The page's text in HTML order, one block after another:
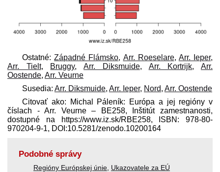
Ostatné:Západné Flámsko, Arr. Roeselare, Arr. Ieper,
Arr. Tielt, Bruggy,Arr. Diksmuide, Arr. Kortrijk,Arr.
Oostende, Arr. Veurne
Susedia: Arr. Diksmuide, Arr. Ieper, Nord, Arr. Oostende
Citovať ako: Michal Páleník: Európa a jej regióny v
číslach - Arr. Veurne – BE258, Inštitút zamestnanosti,
dostupné na https://www.iz.sk/​RBE258, ISBN: 978-80-
970204-9-1, DOI:10.5281/zenodo.10200164
Podobné správy
Regióny Európskej únie Ukazovatele za EÚ